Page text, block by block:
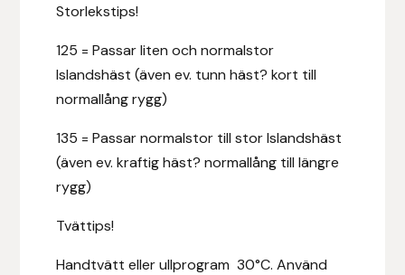
Storlekstips!
125 = Passar liten och normalstor
Islandshäst (även ev. tunn häst? kort till
normallång rygg)
135 = Passar normalstor till stor Islandshäst
(även ev. kraftig häst? normallång till längre
rygg)
Tvättips!
Handtvätt eller ullprogram 30°C. Använd
Gysinge
Hansbo Sport
Hesta Gallery